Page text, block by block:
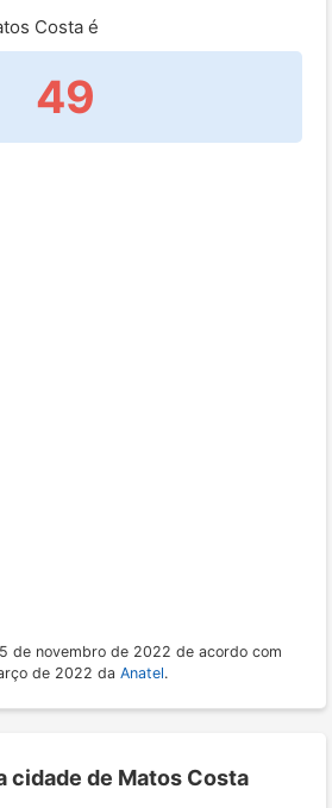
Costa é
49
de novembro de 2022 de acordo com
de 2022 da Anatel.
cidade de Matos Costa